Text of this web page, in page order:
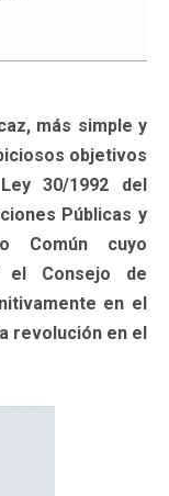
más simple y
objetivos
30/1992 del
Públicas y
Común cuyo
el Consejo de
en el
revolución en el